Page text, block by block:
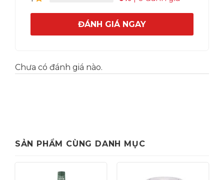
ĐÁNH GIÁ NGAY
Chưa có đánh giá nào.
SẢN PHẨM CÙNG DANH MỤC